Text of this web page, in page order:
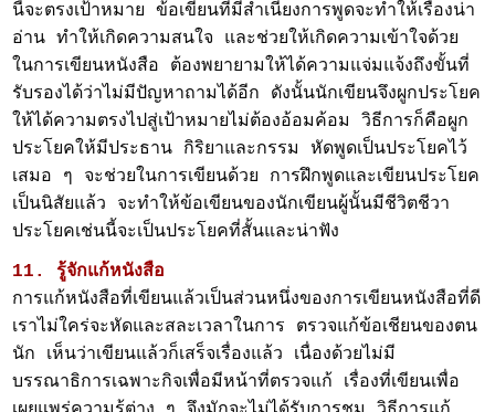
นี้จะตรงเป้าหมาย ข้อเขียนที่มีสำเนียงการพูดจะทำให้เรื่องน่า
อ่าน ทำให้เกิดความสนใจ และช่วยให้เกิดความเข้าใจด้วย
ในการเขียนหนังสือ ต้องพยายามให้ได้ความแจ่มแจ้งถึงขั้นที่
รับรองได้ว่าไม่มีปัญหาถามได้อีก ดังนั้นนักเขียนจึงผูกประโยค
ให้ได้ความตรงไปสู่เป้าหมายไม่ต้องอ้อมค้อม วิธีการก็คือผูก
ประโยคให้มีประธาน กิริยาและกรรม หัดพูดเป็นประโยคไว้
เสมอ ๆ จะช่วยในการเขียนด้วย การฝึกพูดและเขียนประโยค
เป็นนิสัยแล้ว จะทำให้ข้อเขียนของนักเขียนผู้นั้นมีชีวิตชีวา
ประโยคเช่นนี้จะเป็นประโยคที่สั้นและน่าฟัง
11. รู้จักแก้หนังสือ
การแก้หนังสือที่เขียนแล้วเป็นส่วนหนึ่งของการเขียนหนังสือที่ดี
เราไม่ใคร่จะหัดและสละเวลาในการ ตรวจแก้ข้อเชียนของตน
นัก เห็นว่าเขียนแล้วก็เสร็จเรื่องแล้ว เนื่องด้วยไม่มี
บรรณาธิการเฉพาะกิจเพื่อมีหน้าที่ตรวจแก้ เรื่องที่เขียนเพื่อ